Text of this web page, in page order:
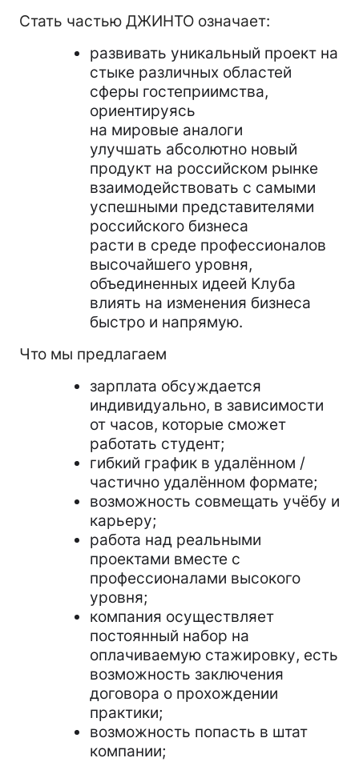
Стать частью ДЖИНТО означает:
развивать уникальный проект на
стыке различных областей
сферы гостеприимства,
ориентируясь
на мировые аналоги
улучшать абсолютно новый
продукт на российском рынке
взаимодействовать с самыми
успешными представителями
российского бизнеса
расти в среде профессионалов
высочайшего уровня,
объединенных идеей Клуба
влиять на изменения бизнеса
быстро и напрямую.
Что мы предлагаем
зарплата обсуждается
индивидуально, в зависимости
от часов, которые сможет
работать студент;
гибкий график в удалённом /
частично удалённом формате;
возможность совмещать учёбу и
карьеру;
работа над реальными
проектами вместе с
профессионалами высокого
уровня;
компания осуществляет
постоянный набор на
оплачиваемую стажировку, есть
возможность заключения
договора о прохождении
практики;
возможность попасть в штат
компании;